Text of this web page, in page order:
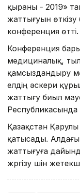
қыраны - 2019»
жаттығуын
конференция өтті.
Конференция
медициналық,
қамсыздандыру
елдің әскери
жаттығу биыл
Республикасында
Қазақстан
қатысады.
жаттығуға
жүргізу үшін